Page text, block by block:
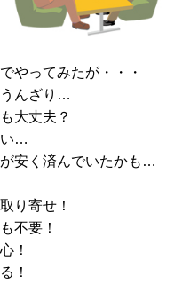
やってみたが・・・
うんざり…
大丈夫？
い…
安く済んでいたかも…
り寄せ！
不要！
！
！